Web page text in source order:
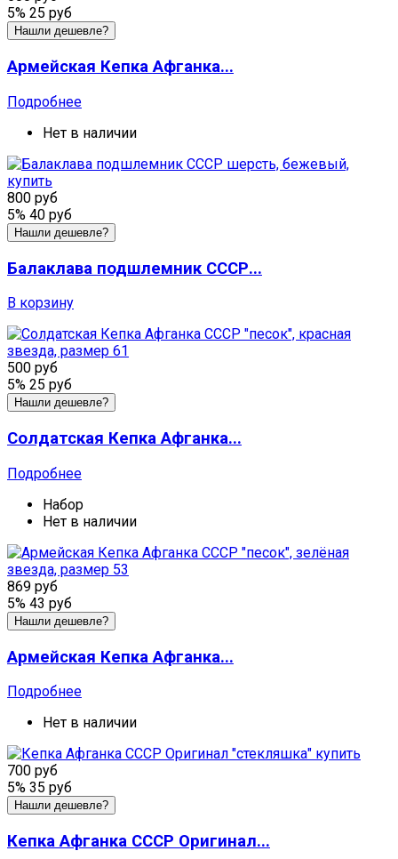
5% 25 руб
Нашли дешевле?
Армейская Кепка Афганка...
Подробнее
Нет в наличии
800 руб
5% 40 руб
Нашли дешевле?
Балаклава подшлемник СССР...
В корзину
500 руб
5% 25 руб
Нашли дешевле?
Солдатская Кепка Афганка...
Подробнее
Набор
Нет в наличии
869 руб
5% 43 руб
Нашли дешевле?
Армейская Кепка Афганка...
Подробнее
Нет в наличии
700 руб
5% 35 руб
Нашли дешевле?
Кепка Афганка СССР Оригинал...